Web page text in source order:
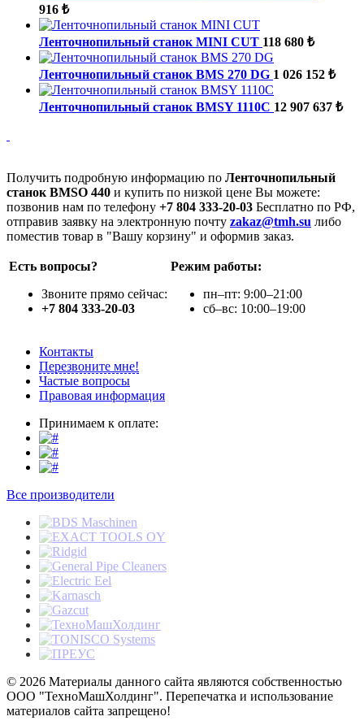
916 ₺
Ленточнопильный станок MINI CUT 118 680 ₺
Ленточнопильный станок BMS 270 DG 1 026 152 ₺
Ленточнопильный станок BMSY 1110C 12 907 637 ₺
Получить подробную информацию по Ленточнопильный
станок BMSO 440 и купить по низкой цене Вы можете:
позвонив нам по телефону +7 804 333-20-03 Бесплатно по РФ,
отправив заявку на электронную почту zakaz@tmh.su либо
поместив товар в "Вашу корзину" и оформив заказ.
Есть вопросы?
Звоните прямо сейчас:
+7 804 333-20-03
Режим работы:
пн–пт: 9:00–21:00
сб–вс: 10:00–19:00
Контакты
Перезвоните мне!
Частые вопросы
Правовая информация
Принимаем к оплате:
Все производители
© 2026 Материалы данного сайта являются собственностью
ООО "ТехноМашХолдинг". Перепечатка и использование
материалов сайта запрещено!